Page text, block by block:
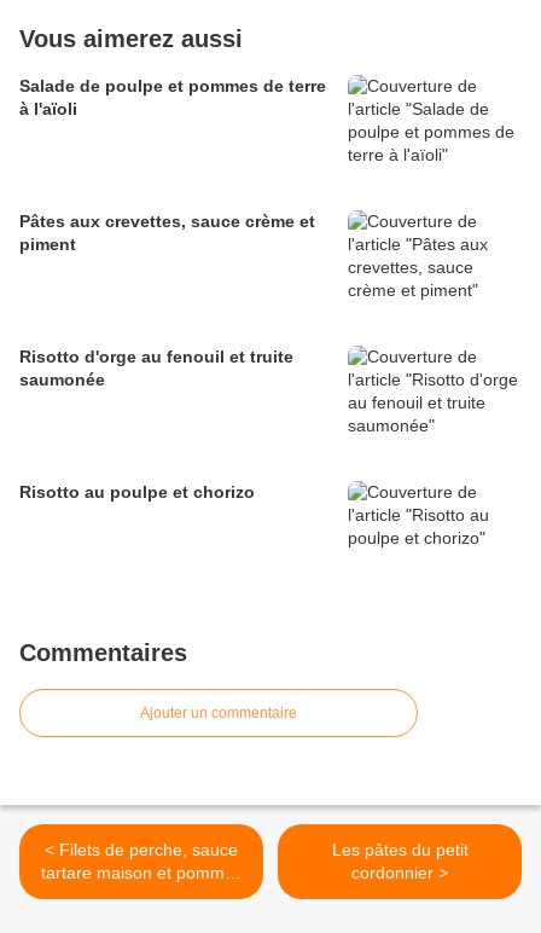
Vous aimerez aussi
Salade de poulpe et pommes de terre
à l'aïoli
Pâtes aux crevettes, sauce crème et
piment
Risotto d'orge au fenouil et truite
saumonée
Risotto au poulpe et chorizo
Commentaires
Ajouter un commentaire
< Filets de perche, sauce
tartare maison et pommes
persillées
Les pâtes du petit
cordonnier >